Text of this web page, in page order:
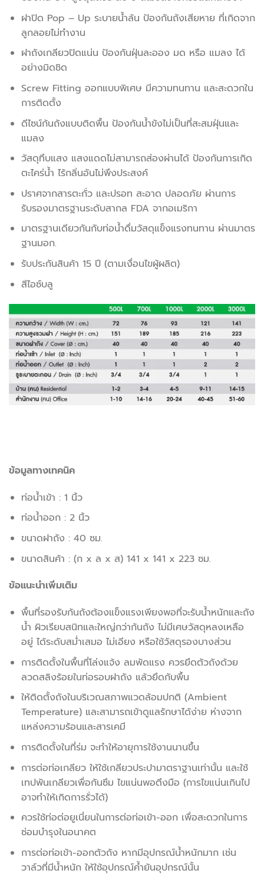
ฝาปิด Pop – Up ระบายน้ำล้น ป้องกันถังเสียหาย ที่เกิดจาก
ลูกลอยไม่ทำงาน
ฝาถังเกลียวปิดแน่น ป้องกันฝุ่นละออง มด หรือ แมลง ได้
อย่างมิดชิด
Screw Fitting ออกแบบพิเศษ มีความทนทาน และสะดวกใน
การติดตั้ง
ดีไซน์ก้นถังแบบติดพื้น ป้องกันน้ำขังไม่เป็นที่สะสมฝุ่นและ
แมลง
วัสดุทึบแสง แสงแดดไม่สามารถส่องผ่านได้ ป้องกันการเกิด
ตะไคร่น้ำ ไร้กลิ่นอันไม่พึงประสงค์
ปราศจากสารตะกั่ว และปรอท สะอาด ปลอดภัย ผ่านการ
รับรองมาตรฐานระดับสากล FDA จากอเมริกา
มาตรฐานเดียวกันกับท่อน้ำดื่มวัสดุแข็งแรงทนทาน ผ่านมาตร
ฐานมอก.
รับประกันสินค้า 15 ปี (ตามเงื่อนไขผู้ผลิต)
สีไอซ์บลู
ข้อมูลทางเทคนิค
ท่อน้ำเข้า : 1 นิ้ว
ท่อน้ำออก : 2 นิ้ว
ขนาดฝาถัง : 40 ซม.
ขนาดสินค้า : (ก x ล x ส) 141 x 141 x 223 ซม.
ข้อแนะนำเพิ่มเติม
พื้นที่รองรับก้นถังต้องแข็งแรงเพียงพอที่จะรับน้ำหนักและถัง
น้ำ ผิวเรียบสนิทและใหญ่กว่าก้นถัง ไม่มีเศษวัสดุหลงเหลือ
อยู่ ได้ระดับสม่ำเสมอ ไม่เอียง หรือใช้วัสดุรองบางส่วน
การติดตั้งในพื้นที่โล่งแจ้ง ลมพัดแรง ควรยึดตัวถังด้วย
ลวดสลิงร้อยในท่อรอบฝาถัง แล้วยึดกับพื้น
ให้ติดตั้งถังในบริเวณสภาพแวดล้อมปกติ (Ambient
Temperature) และสามารถเข้าดูแลรักษาได้ง่าย ห่างจาก
แหล่งความร้อนและสารเคมี
การติดตั้งในที่ร่ม จะทำให้อายุการใช้งานนานขึ้น
การต่อท่อเกลียว ให้ใช้เกลียวประปามาตราฐานเท่านั้น และใช้
เทปพันเกลียวเพื่อกันซึม ไขแน่นพอตึงมือ (การไขแน่นเกินไป
อาจทำให้เกิดการรั่วได้)
ควรใช้ท่อต่อยูเนี่ยนในการต่อท่อเข้า-ออก เพื่อสะดวกในการ
ซ่อมบำรุงในอนาคต
การต่อท่อเข้า-ออกตัวถัง หากมีอุปกรณ์น้ำหนักมาก เช่น
วาล์วที่มีน้ำหนัก ให้ใช้อุปกรณ์ค้ำยันอุปกรณ์นั้น